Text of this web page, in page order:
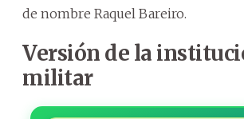
de nombre Raquel Bareiro.
Versión de la
militar